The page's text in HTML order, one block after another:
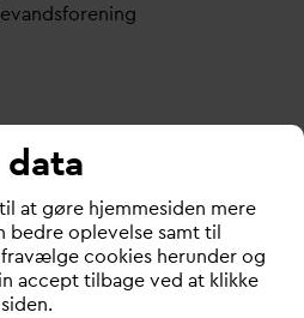
vandsforening
5. sal.
at gøre hjemmesiden mere
bedre oplevelse samt til
cookies herunder og
accept tilbage ved at klikke